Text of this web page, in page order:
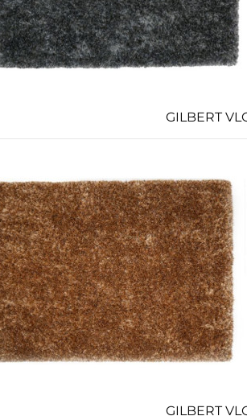
GILBERT
GILBERT